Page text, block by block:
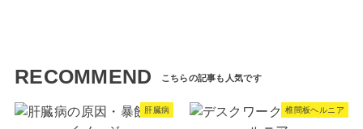
RECOMMEND
肝臓病 椎間板ヘルニア